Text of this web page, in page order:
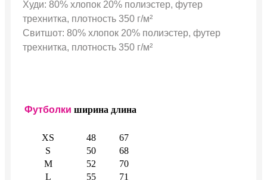
Худи: 80% хлопок 20% полиэстер, футер
трехнитка, плотность 350 г/м²
Свитшот: 80% хлопок 20% полиэстер, футер
трехнитка, плотность 350 г/м²
Футболки ширина длина
XS 48
67
S
50
68
M
52
70
L
55
71